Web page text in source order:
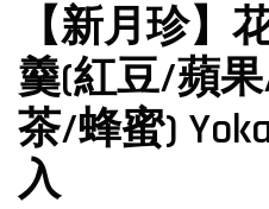
【新月珍】
羹(紅豆/蘋
茶/蜂蜜)
入